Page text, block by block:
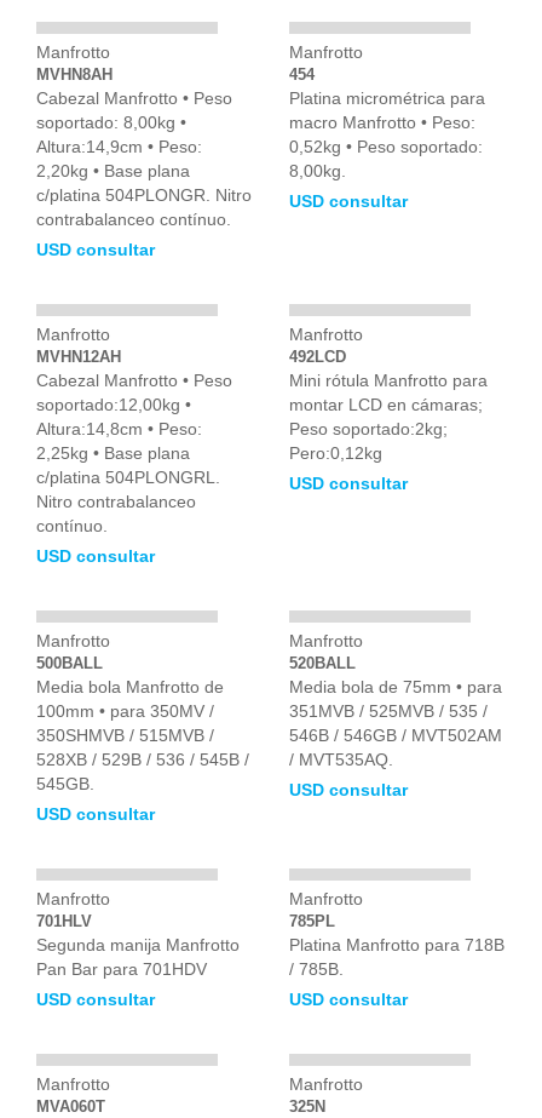
Manfrotto
MVHN8AH
Cabezal Manfrotto • Peso
soportado: 8,00kg •
Altura:14,9cm • Peso:
2,20kg • Base plana
c/platina 504PLONGR. Nitro
contrabalanceo contínuo.
USD consultar
Manfrotto
454
Platina micrométrica para
macro Manfrotto • Peso:
0,52kg • Peso soportado:
8,00kg.
USD consultar
Manfrotto
MVHN12AH
Cabezal Manfrotto • Peso
soportado:12,00kg •
Altura:14,8cm • Peso:
2,25kg • Base plana
c/platina 504PLONGRL.
Nitro contrabalanceo
contínuo.
USD consultar
Manfrotto
492LCD
Mini rótula Manfrotto para
montar LCD en cámaras;
Peso soportado:2kg;
Pero:0,12kg
USD consultar
Manfrotto
500BALL
Media bola Manfrotto de
100mm • para 350MV /
350SHMVB / 515MVB /
528XB / 529B / 536 / 545B /
545GB.
USD consultar
Manfrotto
520BALL
Media bola de 75mm • para
351MVB / 525MVB / 535 /
546B / 546GB / MVT502AM
/ MVT535AQ.
USD consultar
Manfrotto
701HLV
Segunda manija Manfrotto
Pan Bar para 701HDV
USD consultar
Manfrotto
785PL
Platina Manfrotto para 718B
/ 785B.
USD consultar
Manfrotto
MVA060T
Manfrotto
325N